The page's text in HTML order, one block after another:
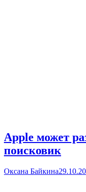
Apple может
поисковик
Оксана Байкина